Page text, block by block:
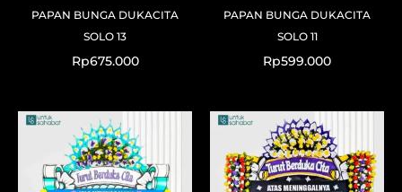
PAPAN BUNGA DUKACITA
SOLO 13
Rp675.000
PAPAN BUNGA DUKACITA
SOLO 11
Rp599.000